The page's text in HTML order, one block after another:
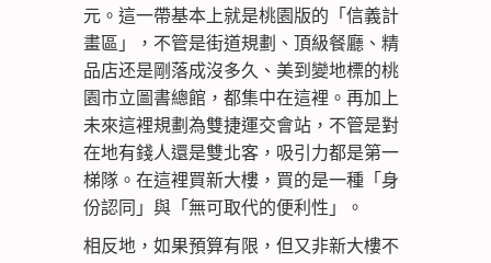
元。這一帶基本上就是桃園版的「信義計
畫區」，不管是街道規劃、頂級餐廳、精
品店还是剛落成沒多久、美到變地標的桃
園市立圖書總館，都集中在這裡。再加上
未來這裡規劃為雙捷運交會站，不管是對
在地有錢人還是雙北客，吸引力都是第一
梯隊。在這裡買新大樓，買的是一種「身
份認同」與「無可取代的便利性」。
相反地，如果預算有限，但又非新大樓不